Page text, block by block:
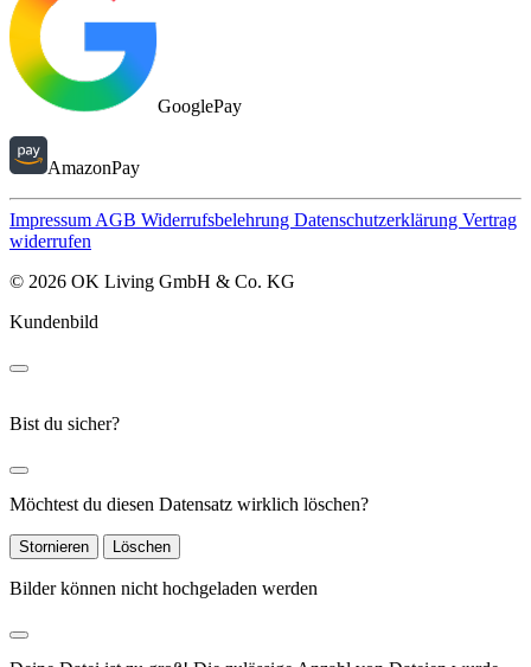
GooglePay
AmazonPay
ImpressumAGB Widerrufsbelehrung Datenschutzerklärung Vertrag
widerrufen
© 2026 OK Living GmbH & Co. KG
Kundenbild
Bist du sicher?
Möchtest du diesen Datensatz wirklich löschen?
Stornieren Löschen
Bilder können nicht hochgeladen werden